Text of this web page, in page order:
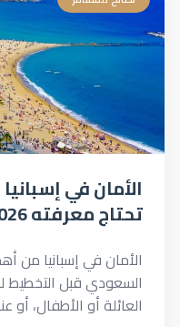
الأمان في
تحتاج معرفته 2026
الأمان في إسبانيا من
السعودي قبل التخطيط
العائلة أو الأطفال، أو